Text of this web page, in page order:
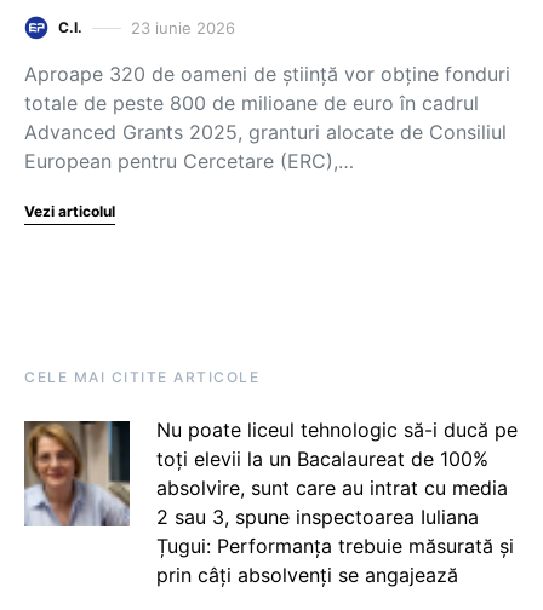
C.I. 23 iunie 2026
Aproape 320 de oameni de știință vor obține fonduri
totale de peste 800 de milioane de euro în cadrul
Advanced Grants 2025, granturi alocate de Consiliul
European pentru Cercetare (ERC),…
Vezi articolul
CELE MAI CITITE ARTICOLE
Nu poate liceul tehnologic să-i ducă pe
toți elevii la un Bacalaureat de 100%
absolvire, sunt care au intrat cu media
2 sau 3, spune inspectoarea Iuliana
Țugui: Performanța trebuie măsurată și
prin câți absolvenți se angajează